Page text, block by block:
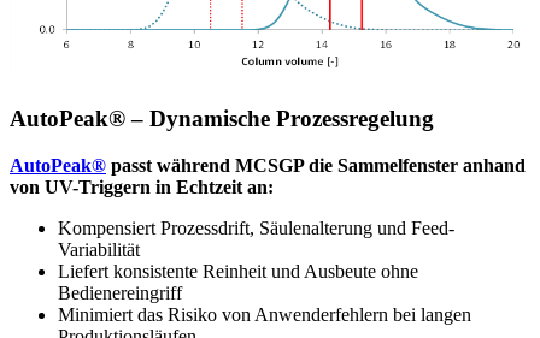
AutoPeak® – Dynamische Prozessregelung
AutoPeak® passt während MCSGP die Sammelfenster anhand
von UV-Triggern in Echtzeit an:
Kompensiert Prozessdrift, Säulenalterung und Feed-
Variabilität
Liefert konsistente Reinheit und Ausbeute ohne
Bedienereingriff
Minimiert das Risiko von Anwenderfehlern bei langen